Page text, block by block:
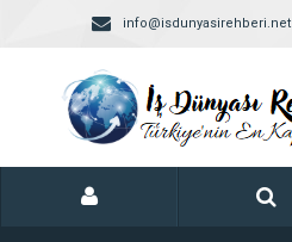
info@isdunyasirehberi.net